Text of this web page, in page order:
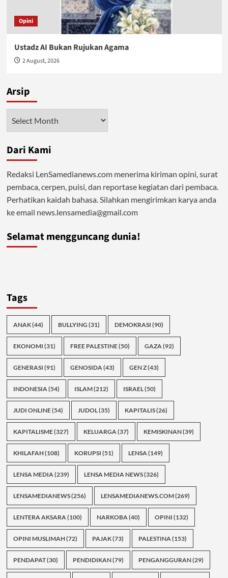
Opini
Ustadz AI Bukan Rujukan Agama
2 August, 2026
Arsip
Dari Kami
Redaksi LenSamedianews.com menerima kiriman opini, surat
pembaca, cerpen, puisi, dan reportase kegiatan dari pembaca.
Perhatikan kaidah bahasa. Silahkan mengirimkan karya anda
ke email news.lensamedia@gmail.com
Selamat mengguncang dunia!
Tags
ANAK(44) BULLYING (31) DEMOKRASI (90)
EKONOMI (31) FREE PALESTINE(50) GAZA(92)
GENERASI (91) GENOSIDA(43) GEN Z(43)
INDONESIA(54) ISLAM(212) ISRAEL(50)
JUDI ONLINE(54) JUDOL(35) KAPITALIS(26)
KAPITALISME(327) KELUARGA(37) KEMISKINAN(39)
KHILAFAH(108) KORUPSI (51) LENSA(149)
LENSA MEDIA(239) LENSA MEDIA NEWS(326)
LENSAMEDIANEWS(256) LENSAMEDIANEWS.COM(269)
LENTERA AKSARA(100) NARKOBA(40) OPINI (132)
OPINI MUSLIMAH(72) PAJAK(73) PALESTINA(153)
PENDAPAT(30) PENDIDIKAN(79) PENGANGGURAN(29)